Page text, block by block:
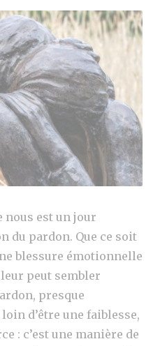
nous est un jour
du pardon. Que ce soit
blessure émotionnelle
peut sembler
presque
d’être une faiblesse,
: c’est une manière de